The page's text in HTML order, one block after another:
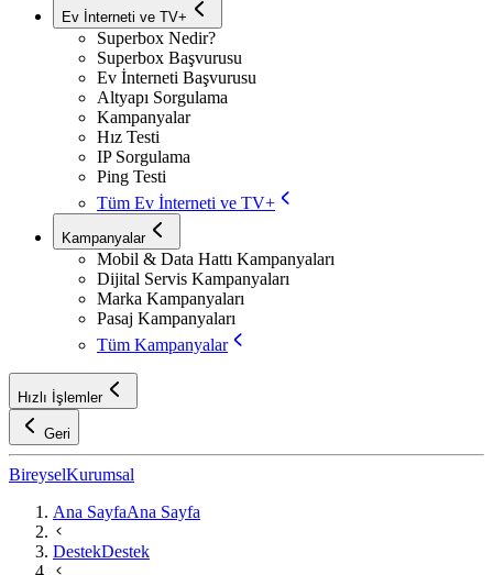
Ev İnterneti ve TV+
Superbox Nedir?
Superbox Başvurusu
Ev İnterneti Başvurusu
Altyapı Sorgulama
Kampanyalar
Hız Testi
IP Sorgulama
Ping Testi
Tüm Ev İnterneti ve TV+
Kampanyalar
Mobil & Data Hattı Kampanyaları
Dijital Servis Kampanyaları
Marka Kampanyaları
Pasaj Kampanyaları
Tüm Kampanyalar
Hızlı İşlemler
Geri
BireyselKurumsal
Ana SayfaAna Sayfa
DestekDestek